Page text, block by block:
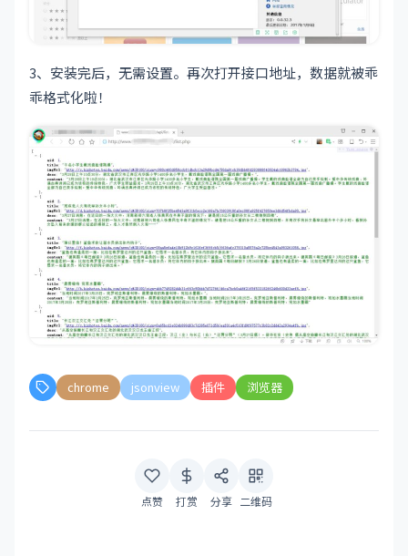
3、安装完后，无需设置。再次打开接口地址，数据就被乖
乖格式化啦！
chrome jsonview 插件 浏览器
点赞 打赏 分享 二维码